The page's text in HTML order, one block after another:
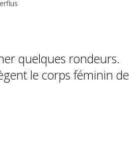
quelques rondeurs.
le corps féminin de